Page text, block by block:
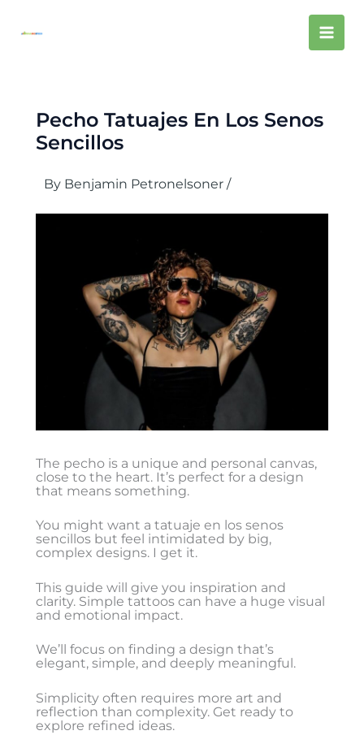
content
Pecho Tatuajes En Los Senos
Sencillos
By Benjamin Petronelsoner /
The pecho is a unique and personal canvas,
close to the heart. It’s perfect for a design
that means something.
You might want a tatuaje en los senos
sencillos but feel intimidated by big,
complex designs. I get it.
This guide will give you inspiration and
clarity. Simple tattoos can have a huge visual
and emotional impact.
We’ll focus on finding a design that’s
elegant, simple, and deeply meaningful.
Simplicity often requires more art and
reflection than complexity. Get ready to
explore refined ideas.